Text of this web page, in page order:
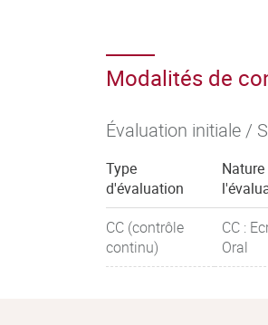
Modalités de
Évaluation initiale /
Type
d'évaluation
Nature
CC (contrôle
continu)
CC :
Oral